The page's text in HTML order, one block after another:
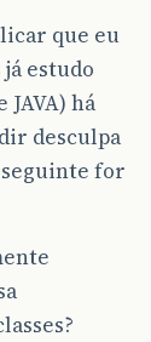
que eu
estudo
há
desculpa
for